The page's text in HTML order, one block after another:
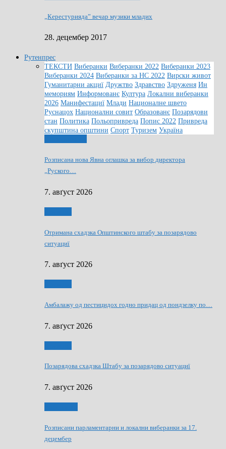
„Керестурияда” вечар музики младих
28. децембер 2017
Рутенпрес
ТЕКСТИ Виберанки Виберанки 2022 Виберанки 2023
Виберанки 2024 Виберанки за НС 2022 Вирски живот
Гуманитарни акциї Дружтво Здравство Здруженя Ин
мемориям Информованє Култура Локални виберанки
2026 Манифестациї Млади Националне швето
Руснацох Национални совит Образованє Позарядови
стан Политика Польопривреда Попис 2022 Привреда
скупштина општини Спорт Туризем Україна
Розписана нова Явна оглашка за вибор директора
„Руского…
7. авґуст 2026
Отримана схадзка Општинского штабу за позарядово
ситуациї
7. авґуст 2026
Амбалажу од пестицидох годно придац од пондзелку по…
7. авґуст 2026
Позарядова схадзка Штабу за позарядово ситуациї
7. авґуст 2026
Розписани парламентарни и локални виберанки за 17.
децембер